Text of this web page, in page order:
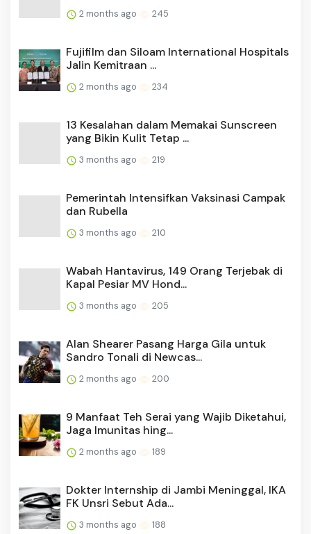
2 months ago 245
Fujifilm dan Siloam International Hospitals
Jalin Kemitraan ...
2 months ago 234
13 Kesalahan dalam Memakai Sunscreen
yang Bikin Kulit Tetap ...
3 months ago 219
Pemerintah Intensifkan Vaksinasi Campak
dan Rubella
3 months ago 210
Wabah Hantavirus, 149 Orang Terjebak di
Kapal Pesiar MV Hond...
3 months ago 205
Alan Shearer Pasang Harga Gila untuk
Sandro Tonali di Newcas...
2 months ago 200
9 Manfaat Teh Serai yang Wajib Diketahui,
Jaga Imunitas hing...
2 months ago 189
Dokter Internship di Jambi Meninggal, IKA
FK Unsri Sebut Ada...
3 months ago 188